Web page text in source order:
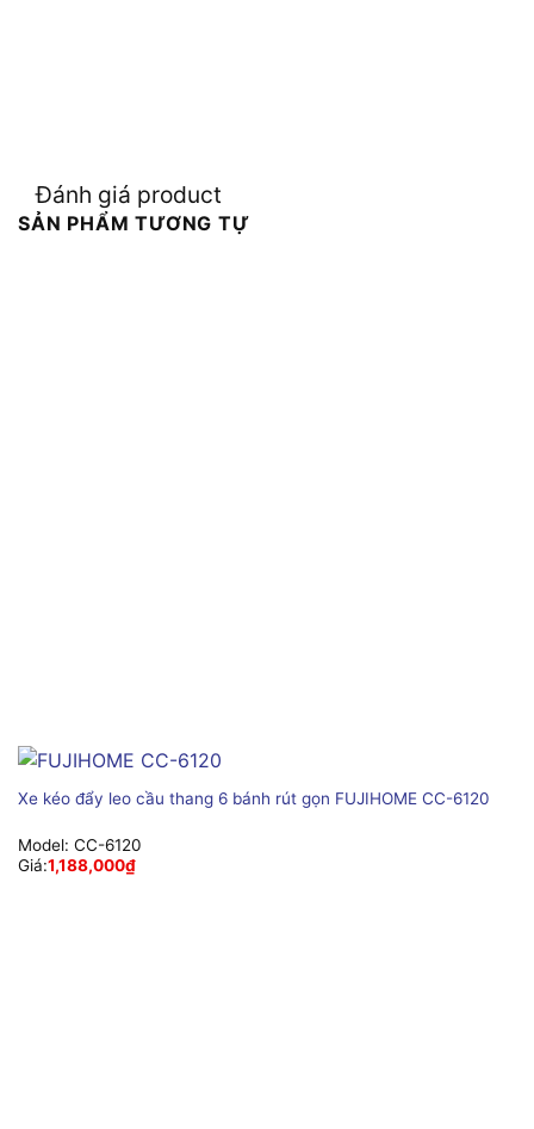
Đánh giá product
SẢN PHẨM TƯƠNG TỰ
Xe kéo đẩy leo cầu thang 6 bánh rút gọn FUJIHOME CC-6120
Model: CC-6120
Giá:1,188,000₫